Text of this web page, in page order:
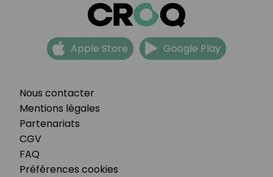
Nous contacter
Mentions légales
Partenariats
CGV
FAQ
Préférences cookies
Apple Store Google Play